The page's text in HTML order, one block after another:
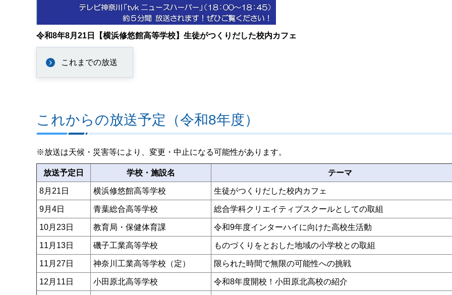
令和8年8月21日【横浜修悠館高等学校】生徒がつくりだした校内カフェ
これまでの放送
これからの放送予定（令和8年度）
※放送は天候・災害等により、変更・中止になる可能性があります。
放送予定日 学校・施設名 テーマ
8月21日 横浜修悠館高等学校 生徒がつくりだした校内カフェ
9月4日 青葉総合高等学校 総合学科クリエイティブスクールとしての取組
10月23日 教育局・保健体育課 令和9年度インターハイに向けた高校生活動
11月13日 磯子工業高等学校 ものづくりをとおした地域の小学校との取組
11月27日 神奈川工業高等学校（定） 限られた時間で無限の可能性への挑戦
12月11日 小田原北高等学校 令和8年度開校！小田原北高校の紹介